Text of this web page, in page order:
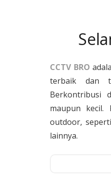
CCTV BRO
terbaik dan
Berkontribusi
maupun kecil.
outdoor,
lainnya.